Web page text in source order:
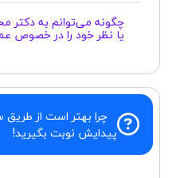
چگونه می‌توانم به دکتر
یا نظر خود را در خصوص
چرا بهتر است از طریق
پیدایش نوبت بگیرید!